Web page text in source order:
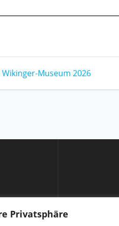
Privatsphäre
Vorheriger
Wikinger-Museum 2026